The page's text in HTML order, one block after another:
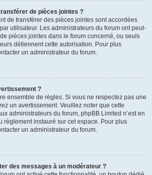
de pièces jointes ?
de transférer des pièces jointes sont accordées
utilisateur. Les administrateurs du forum ont peut-
pièces jointes dans le forum concerné, ou seuls
détiennent cette autorisation. Pour plus
un administrateur du forum.
?
ensemble de règles. Si vous ne respectez pas une
un avertissement. Veuillez noter que cette
administrateurs du forum, phpBB Limited n’est en
règlement instauré sur cet espace. Pour plus
un administrateur du forum.
des messages à un modérateur ?